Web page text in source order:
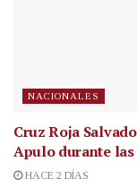
NACIONALES
Cruz Roja
Apulo durante las
HACE 2 DÍAS